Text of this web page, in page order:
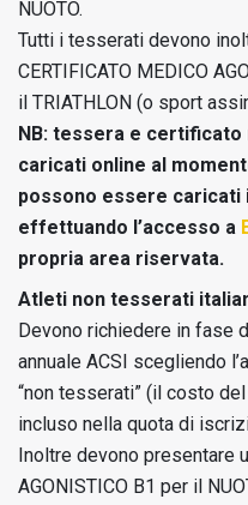
NUOTO.
Tutti i tesserati devono
CERTIFICATO MEDICO
il TRIATHLON (o sport
NB: tessera e
caricati online al
possono essere caricati
effettuando l’accesso a
propria area riservata.
Atleti non tesserati
Devono richiedere in fase
annuale ACSI scegliendo
“non tesserati” (il costo
incluso nella quota di
Inoltre devono presentare
AGONISTICO B1 per il